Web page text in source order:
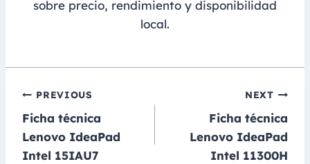
sobre precio, rendimiento y disponibilidad
local.
Navegación
de
entradas
PREVIOUS
Ficha técnica
Lenovo IdeaPad
Intel 15IAU7
NEXT
Ficha técnica
Lenovo IdeaPad
Intel 11300H